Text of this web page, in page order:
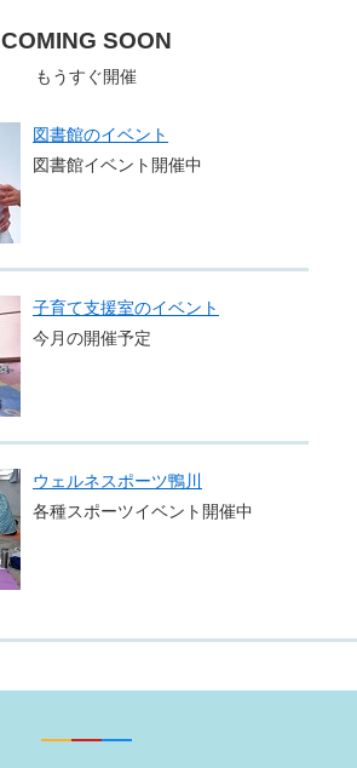
COMING SOON
もうすぐ開催
図書館のイベント
図書館イベント開催中
子育て支援室のイベント
今月の開催予定
ウェルネスポーツ鴨川
各種スポーツイベント開催中